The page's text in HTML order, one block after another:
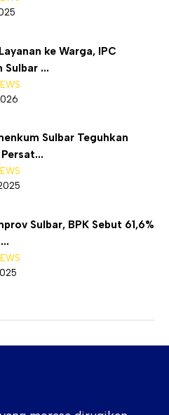
ke Warga, IPC
Sulbar ...
Sulbar Teguhkan
Sulbar, BPK Sebut 61,6%